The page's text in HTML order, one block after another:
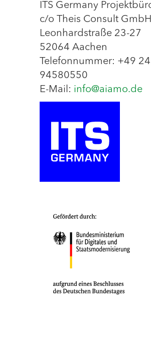
ITS Germany
c/o Theis Consult GmbH
Leonhardstraße 23-27
52064 Aachen
Telefonnummer: +49
94580550
E-Mail: info@aiamo.de